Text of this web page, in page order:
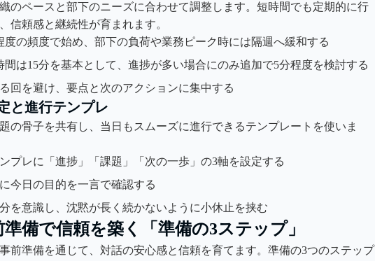
のペースと部下のニーズに合わせて調整します。短時間でも定期的に行
信頼感と継続性が育まれます。
度の頻度で始め、部下の負荷や業務ピーク時には隔週へ緩和する
間は15分を基本として、進捗が多い場合にのみ追加で5分程度を検討する
回を避け、要点と次のアクションに集中する
と進行テンプレ
の骨子を共有し、当日もスムーズに進行できるテンプレートを使いま
プレに「進捗」「課題」「次の一歩」の3軸を設定する
今日の目的を一言で確認する
を意識し、沈黙が長く続かないように小休止を挟む
準備で信頼を築く「準備の3ステップ」
前準備を通じて、対話の安心感と信頼を育てます。準備の3つのステップ